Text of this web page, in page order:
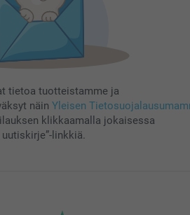
tietoa tuotteistamme ja
näin Yleisen
klikkaamalla jokaisessa
linkkiä.